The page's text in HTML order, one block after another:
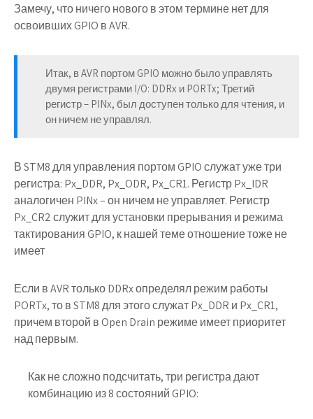
Замечу, что ничего нового в этом термине нет для
освоивших GPIO в AVR.
Итак, в AVR портом GPIO можно было управлять
двумя регистрами I/O: DDRx и PORTx; Третий
регистр – PINx, был доступен только для чтения, и
он ничем не управлял.
В STM8 для управления портом GPIO служат уже три
регистра: Px_DDR, Px_ODR, Px_CR1. Регистр Px_IDR
аналогичен PINx – он ничем не управляет. Регистр
Px_CR2 служит для установки прерывания и режима
тактирования GPIO, к нашей теме отношение тоже не
имеет
Если в AVR только DDRx определял режим работы
PORTx, то в STM8 для этого служат Px_DDR и Px_CR1,
причем второй в Open Drain режиме имеет приоритет
над первым.
Как не сложно подсчитать, три регистра дают
комбинацию из 8 состояний GPIO: